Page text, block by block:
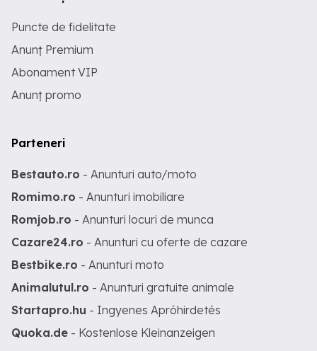
Puncte de fidelitate
Anunț Premium
Abonament VIP
Anunț promo
Parteneri
Bestauto.ro - Anunturi auto/moto
Romimo.ro - Anunturi imobiliare
Romjob.ro - Anunturi locuri de munca
Cazare24.ro - Anunturi cu oferte de cazare
Bestbike.ro - Anunturi moto
Animalutul.ro - Anunturi gratuite animale
Startapro.hu - Ingyenes Apróhirdetés
Quoka.de - Kostenlose Kleinanzeigen